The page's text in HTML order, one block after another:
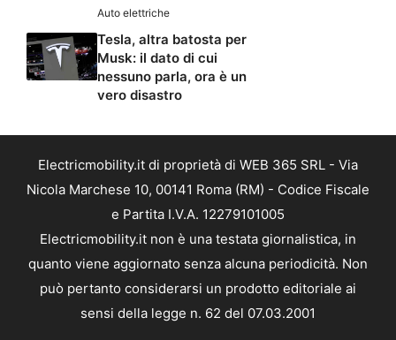
Auto elettriche
Tesla, altra batosta per
Musk: il dato di cui
nessuno parla, ora è un
vero disastro
Electricmobility.it di proprietà di WEB 365 SRL - Via
Nicola Marchese 10, 00141 Roma (RM) - Codice Fiscale
e Partita I.V.A. 12279101005
Electricmobility.it non è una testata giornalistica, in
quanto viene aggiornato senza alcuna periodicità. Non
può pertanto considerarsi un prodotto editoriale ai
sensi della legge n. 62 del 07.03.2001